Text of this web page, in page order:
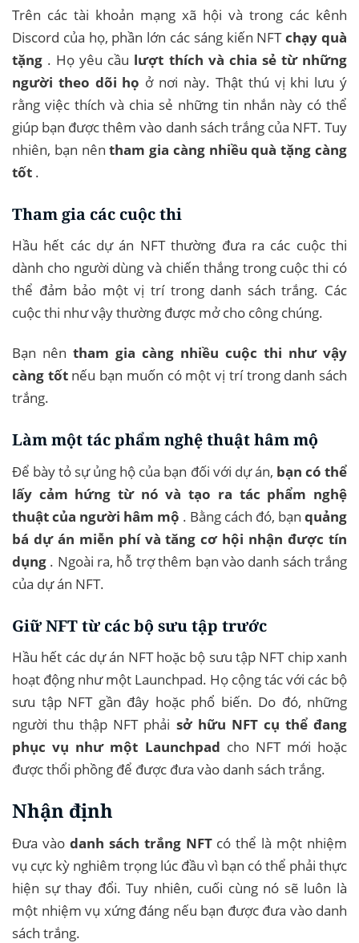
Trên các tài khoản mạng xã hội và trong các kênh
Discord của họ, phần lớn các sáng kiến ​​NFTchạy quà
tặng . Họ yêu cầu lượt thích và chia sẻ từ những
người theo dõi họ ở nơi này. Thật thú vị khi lưu ý
rằng việc thích và chia sẻ những tin nhắn này có thể
giúp bạn được thêm vào danh sách trắng của NFT. Tuy
nhiên, bạn nêntham gia càng nhiều quà tặng càng
tốt .
Tham gia các cuộc thi
Hầu hết các dự án NFT thường đưa ra các cuộc thi
dành cho người dùng và chiến thắng trong cuộc thi có
thể đảm bảo một vị trí trong danh sách trắng. Các
cuộc thi như vậy thường được mở cho công chúng.
Bạn nên tham gia càng nhiều cuộc thi như vậy
càng tốtnếu bạn muốn có một vị trí trong danh sách
trắng.
Làm một tác phẩm nghệ thuật hâm mộ
Để bày tỏ sự ủng hộ của bạn đối với dự án, bạn có thể
lấy cảm hứng từ nó và tạo ra tác phẩm nghệ
thuật của người hâm mộ . Bằng cách đó, bạn quảng
bá dự án miễn phí và tăng cơ hội nhận được tín
dụng . Ngoài ra, hỗ trợ thêm bạn vào danh sách trắng
của dự án NFT.
Giữ NFT từ các bộ sưu tập trước
Hầu hết các dự án NFT hoặc bộ sưu tập NFT chip xanh
hoạt động như một Launchpad. Họ cộng tác với các bộ
sưu tập NFT gần đây hoặc phổ biến. Do đó, những
người thu thập NFT phải sở hữu NFT cụ thể đang
phục vụ như một Launchpad cho NFT mới hoặc
được thổi phồng để được đưa vào danh sách trắng.
Nhận định
Đưa vào danh sách trắng NFTcó thể là một nhiệm
vụ cực kỳ nghiêm trọng lúc đầu vì bạn có thể phải thực
hiện sự thay đổi. Tuy nhiên, cuối cùng nó sẽ luôn là
một nhiệm vụ xứng đáng nếu bạn được đưa vào danh
sách trắng.